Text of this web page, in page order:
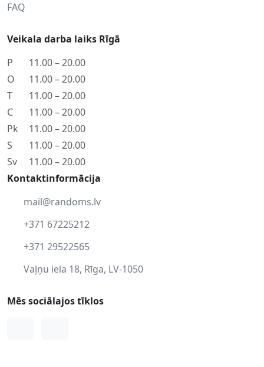
FAQ
Veikala darba laiks Rīgā
P
11.00 – 20.00
O
11.00 – 20.00
T
11.00 – 20.00
C
11.00 – 20.00
Pk
11.00 – 20.00
S
11.00 – 20.00
Sv
11.00 – 20.00
Kontaktinformācija
mail@randoms.lv
+371 67225212
+371 29522565
Vaļņu iela 18, Rīga, LV-1050
Mēs sociālajos tīklos